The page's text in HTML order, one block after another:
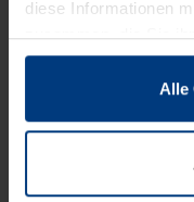
diese Informationen
zusammen, die Sie
sie im Rahmen Ihrer
wenn diese für den
notwendig sind. Für
wir Ihre Erlaubnis.
Alle